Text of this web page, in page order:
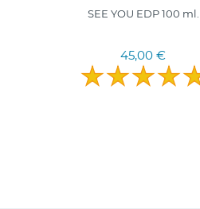
SEE YOU EDP 100 ml.
45,00 €